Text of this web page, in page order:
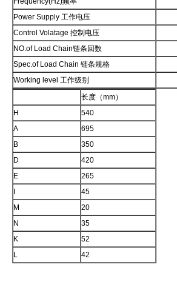
Power Supply 工作电压
Control Volatage 控制电压
NO.of Load Chain链条回数
Spec.of Load Chain 链条规格
Working level 工作级别
长度（mm）
H
540
A
695
B
350
D
420
E
265
45
M
20
N
35
K
52
L
42